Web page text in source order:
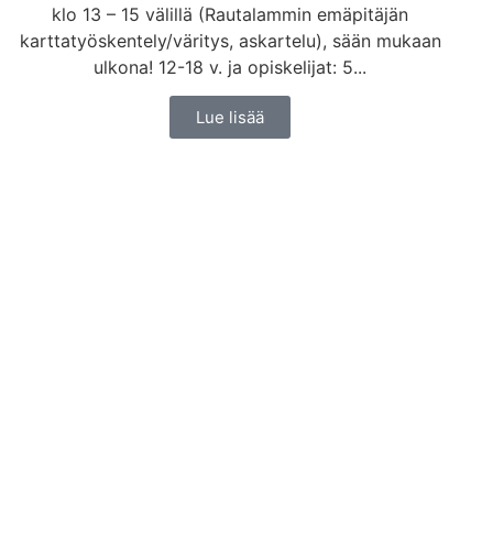
klo 13 – 15 välillä (Rautalammin emäpitäjän
karttatyöskentely/väritys, askartelu), sään mukaan
ulkona! 12-18 v. ja opiskelijat: 5...
Lue lisää